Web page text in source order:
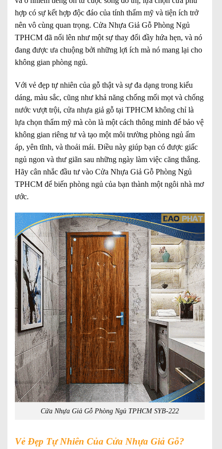
hợp có sự kết hợp độc đáo của tính thẩm mỹ và tiện ích trở
nên vô cùng quan trọng. Cửa Nhựa Giả Gỗ Phòng Ngủ
TPHCM đã nổi lên như một sự thay đổi đầy hứa hẹn, và nó
đang được ưa chuộng bởi những lợi ích mà nó mang lại cho
không gian phòng ngủ.
Với vẻ đẹp tự nhiên của gỗ thật và sự đa dạng trong kiểu
dáng, màu sắc, cũng như khả năng chống mối mọt và chống
nước vượt trội, cửa nhựa giả gỗ tại TPHCM không chỉ là
lựa chọn thẩm mỹ mà còn là một cách thông minh để bảo vệ
không gian riêng tư và tạo một môi trường phòng ngủ ấm
áp, yên tĩnh, và thoải mái. Điều này giúp bạn có được giấc
ngủ ngon và thư giãn sau những ngày làm việc căng thẳng.
Hãy cân nhắc đầu tư vào Cửa Nhựa Giả Gỗ Phòng Ngủ
TPHCM để biến phòng ngủ của bạn thành một ngôi nhà mơ
ước.
Cửa Nhựa Giả Gỗ Phòng Ngủ TPHCM SYB-222
Vẻ Đẹp Tự Nhiên Của Cửa Nhựa Giả Gỗ?